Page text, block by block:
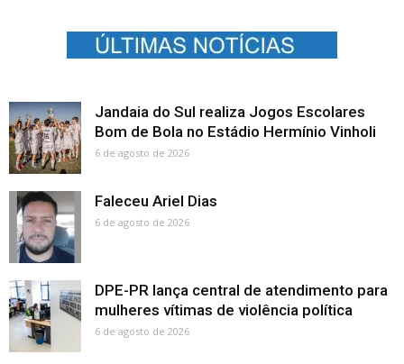
Jandaia do Sul realiza Jogos Escolares
Bom de Bola no Estádio Hermínio Vinholi
6 de agosto de 2026
Faleceu Ariel Dias
6 de agosto de 2026
DPE-PR lança central de atendimento para
mulheres vítimas de violência política
6 de agosto de 2026